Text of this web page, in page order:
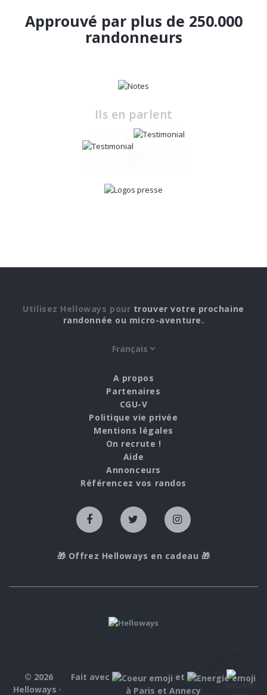
Approuvé par plus de 250.000
randonneurs
Ils en parlent
Utilisez Helloways pour trouver votre prochaine
randonnée ou micro-aventure.
A propos
Partenaires
CGU-V
Politique vie privée
Mentions légales
On recrute !
Aide
Annonceurs
Référencez vos randos
🎁 Offrez Helloways en cadeau 🎁
© 2026
Helloways ·
Fait avec
et
à Paris et Annecy